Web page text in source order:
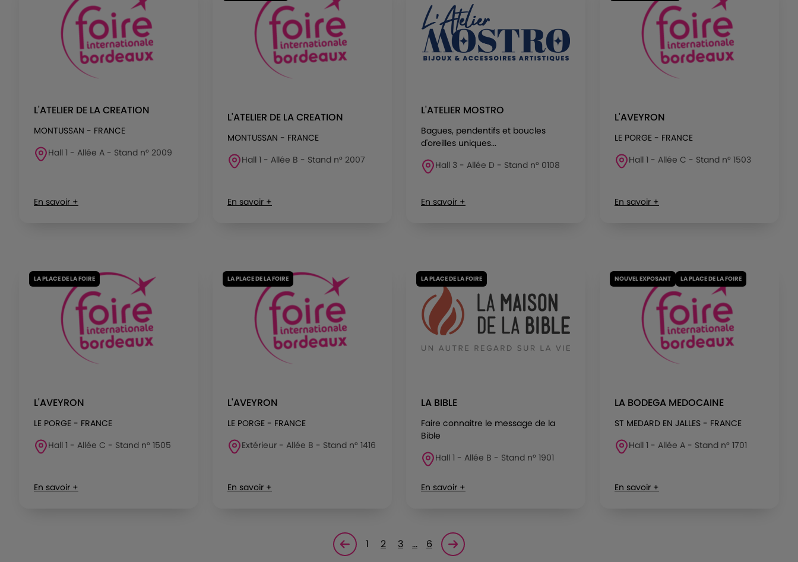
L'ATELIER DE LA CREATION
MONTUSSAN - FRANCE
Hall 1 - Allée A - Stand n° 2009
En savoir +
L'ATELIER DE LA CREATION
MONTUSSAN - FRANCE
Hall 1 - Allée B - Stand n° 2007
En savoir +
L'ATELIER MOSTRO
Bagues, pendentifs et boucles
d'oreilles uniques...
Hall 3 - Allée D - Stand n° 0108
En savoir +
L'AVEYRON
LE PORGE - FRANCE
Hall 1 - Allée C - Stand n° 1503
En savoir +
LA PLACE DE LA FOIRE
L'AVEYRON
LE PORGE - FRANCE
Hall 1 - Allée C - Stand n° 1505
En savoir +
LA PLACE DE LA FOIRE
L'AVEYRON
LE PORGE - FRANCE
Extérieur - Allée B - Stand n° 1416
En savoir +
LA PLACE DE LA FOIRE
LA BIBLE
Faire connaitre le message de la
Bible
Hall 1 - Allée B - Stand n° 1901
En savoir +
NOUVEL EXPOSANT LA PLACE DE LA FOIRE
LA BODEGA MEDOCAINE
ST MEDARD EN JALLES - FRANCE
Hall 1 - Allée A - Stand n° 1701
En savoir +
Page précédente
1 2 3 … 6 Page suivante<